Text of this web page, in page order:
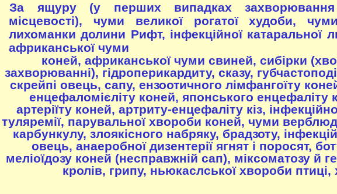
За ящуру (у перших випадках захворювання
місцевості), чуми великої рогатої худоби,
лихоманки долини Рифт, інфекційної катаральної
африканської чуми
коней, африканської чуми свиней, сибірки
захворюванні), гідроперикардиту, сказу,
скрейпі овець, сапу, ензоотичного лімфангоїту
енцефаломієліту коней, японського енцефаліту
артеріїту коней, артриту-енцефаліту кіз,
туляремії, парувальної хвороби коней, чуми
карбункулу, злоякісного набряку, брадзоту,
овець, анаеробної дизентерії ягнят і поросят,
меліоїдозу коней (несправжній сап), міксоматозу й
кролів, грипу, ньюкаслської хвороби птиці,